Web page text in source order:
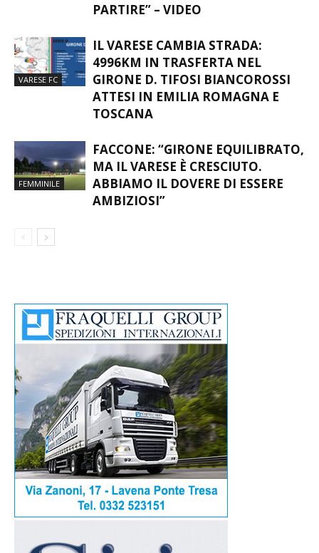
PARTIRE” – VIDEO
VARESE FC
IL VARESE CAMBIA STRADA:
4996KM IN TRASFERTA NEL
GIRONE D. TIFOSI BIANCOROSSI
ATTESI IN EMILIA ROMAGNA E
TOSCANA
FEMMINILE
FACCONE: “GIRONE EQUILIBRATO,
MA IL VARESE È CRESCIUTO.
ABBIAMO IL DOVERE DI ESSERE
AMBIZIOSI”